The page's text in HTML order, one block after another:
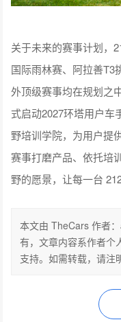
关于未来的赛事计划，
国际雨林赛、阿拉善T3
外顶级赛事均在规划之
式启动2027环塔用户车
野培训学院，为用户提
赛事打磨产品、依托培
野的愿景，让每一台
本文由 TheCars 作者：
有，文章内容系作者个
支持。如需转载，请注